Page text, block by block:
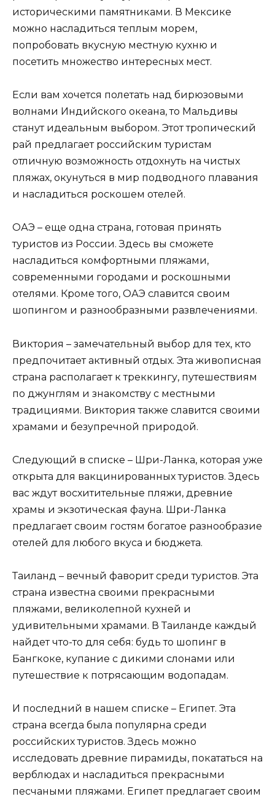
историческими памятниками. В Мексике
можно насладиться теплым морем,
попробовать вкусную местную кухню и
посетить множество интересных мест.
Если вам хочется полетать над бирюзовыми
волнами Индийского океана, то Мальдивы
станут идеальным выбором. Этот тропический
рай предлагает российским туристам
отличную возможность отдохнуть на чистых
пляжах, окунуться в мир подводного плавания
и насладиться роскошем отелей.
ОАЭ – еще одна страна, готовая принять
туристов из России. Здесь вы сможете
насладиться комфортными пляжами,
современными городами и роскошными
отелями. Кроме того, ОАЭ славится своим
шопингом и разнообразными развлечениями.
Виктория – замечательный выбор для тех, кто
предпочитает активный отдых. Эта живописная
страна располагает к треккингу, путешествиям
по джунглям и знакомству с местными
традициями. Виктория также славится своими
храмами и безупречной природой.
Следующий в списке – Шри-Ланка, которая уже
открыта для вакцинированных туристов. Здесь
вас ждут восхитительные пляжи, древние
храмы и экзотическая фауна. Шри-Ланка
предлагает своим гостям богатое разнообразие
отелей для любого вкуса и бюджета.
Таиланд – вечный фаворит среди туристов. Эта
страна известна своими прекрасными
пляжами, великолепной кухней и
удивительными храмами. В Таиланде каждый
найдет что-то для себя: будь то шопинг в
Бангкоке, купание с дикими слонами или
путешествие к потрясающим водопадам.
И последний в нашем списке – Египет. Эта
страна всегда была популярна среди
российских туристов. Здесь можно
исследовать древние пирамиды, покататься на
верблюдах и насладиться прекрасными
песчаными пляжами. Египет предлагает своим